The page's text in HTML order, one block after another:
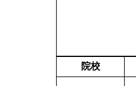
院校